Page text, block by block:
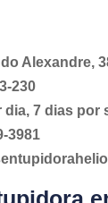
Alexandre,
230
dia, 7 dias por
3981